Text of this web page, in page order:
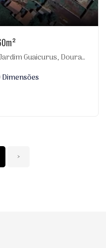
Guaicurus, Dourados-MS
Dimensões
›